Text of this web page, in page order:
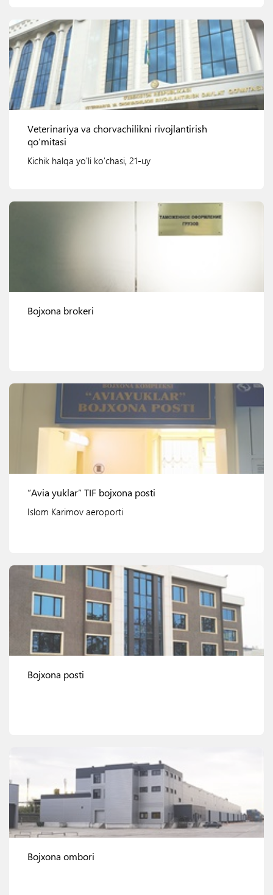
Ko'rish
Veterinariya va chorvachilikni rivojlantirish
qo’mitasi
Kichik halqa yo'li ko'chasi, 21-uy
Bojxona brokeri
Ko'rish
“Avia yuklar” TIF bojxona posti
Islom Karimov aeroporti
Ko'rish
Bojxona posti
Ko'rish
Bojxona ombori